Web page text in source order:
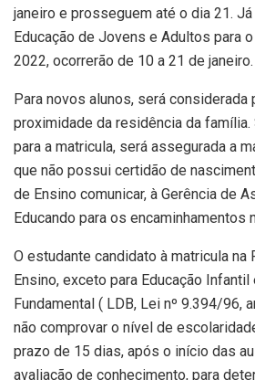
janeiro e prosseguem até o dia 21.
Educação de Jovens e Adultos para
2022, ocorrerão de 10 a 21 de janeiro.
Para novos alunos, será considerada
proximidade da residência da
para a matricula, será assegurada a
que não possui certidão de
de Ensino comunicar, à Gerência de
Educando para os encaminhamentos
O estudante candidato à matricula na
Ensino, exceto para Educação Infantil
Fundamental ( LDB, Lei nº 9.394/96,
não comprovar o nível de
prazo de 15 dias, após o início das
avaliação de conhecimento, para